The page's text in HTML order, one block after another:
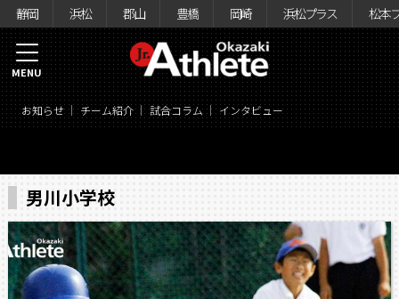
静岡 浜松 郡山 豊橋 岡崎 浜松プラス 松本
お知らせ チーム紹介 試合コラム インタビュー
MENU
男川小学校